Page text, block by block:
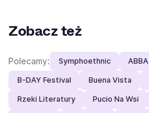
Zobacz też
Polecamy: Symphoethnic
B-DAY Festival Buena Vista
Rzeki Literatury Pucio Na Wsi